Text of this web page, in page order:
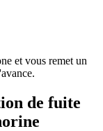
et vous remet un
de fuite